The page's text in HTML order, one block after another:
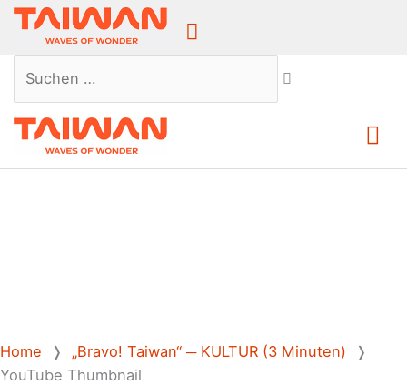
Above
Suchen …
Home ❭ „Bravo! Taiwan“ ─ KULTUR (3 Minuten) ❭
YouTube Thumbnail